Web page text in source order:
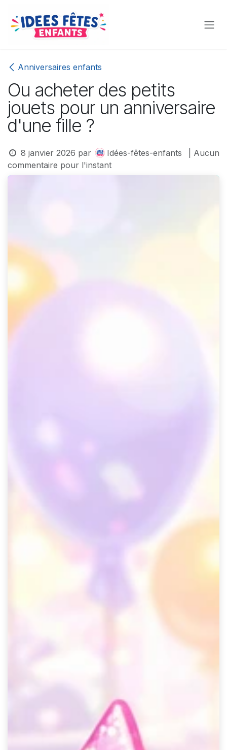
Anniversaires enfants
Ou acheter des petits
jouets pour un anniversaire
d'une fille ?
8 janvier 2026 par Idées-fêtes-enfants
| Aucun
commentaire pour l'instant